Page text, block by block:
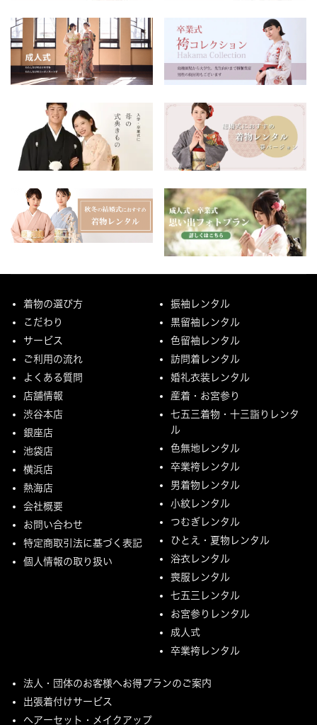
着物の選び方
こだわり
サービス
ご利用の流れ
よくある質問
店舗情報
渋谷本店
銀座店
池袋店
横浜店
熱海店
会社概要
お問い合わせ
特定商取引法に基づく表記
個人情報の取り扱い
振袖レンタル
黒留袖レンタル
色留袖レンタル
訪問着レンタル
婚礼衣装レンタル
産着・お宮参り
七五三着物・十三詣りレンタ
ル
色無地レンタル
卒業袴レンタル
男着物レンタル
小紋レンタル
つむぎレンタル
ひとえ・夏物レンタル
浴衣レンタル
喪服レンタル
七五三レンタル
お宮参りレンタル
成人式
卒業袴レンタル
法人・団体のお客様へお得プランのご案内
出張着付けサービス
ヘアーセット・メイクアップ